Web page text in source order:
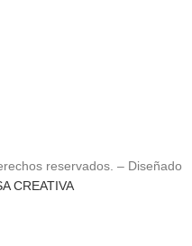
reservados. – Diseñado
CREATIVA